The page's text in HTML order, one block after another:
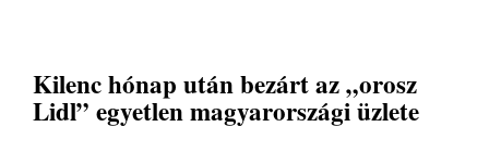
Kilenc hónap után bezárt az „orosz
Lidl” egyetlen magyarországi üzlete